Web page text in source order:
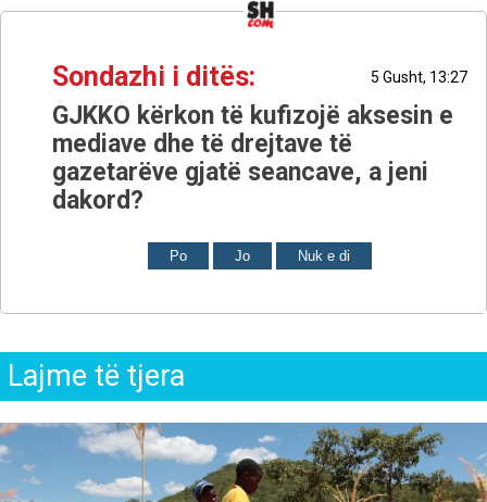
Sondazhi i ditës: 5 Gusht, 13:27
GJKKO kërkon të kufizojë aksesin e
mediave dhe të drejtave të
gazetarëve gjatë seancave, a jeni
dakord?
Po Jo Nuk e di
Lajme të tjera